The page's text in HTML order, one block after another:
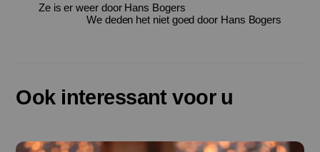
Ze is er weer door Hans Bogers
We deden het niet goed door Hans Bogers
Ook interessant voor u